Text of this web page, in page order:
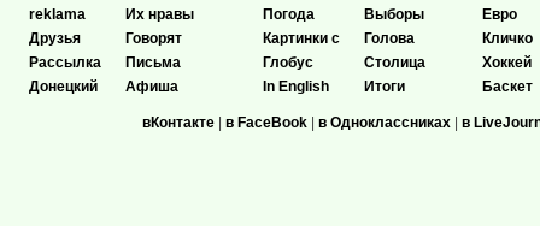
reklama
Друзья
Рассылка
Донецкий
Их нравы
Говорят
Письма
Афиша
Погода
Картинки с
Глобус
In English
Выборы
Голова
Столица
Итоги
Евро
Кличко
Хоккей
Баскет
вКонтакте | в FaceBook | в Одноклассниках | в